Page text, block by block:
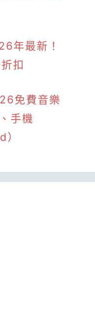
年最新！
扣
免費音樂
手機